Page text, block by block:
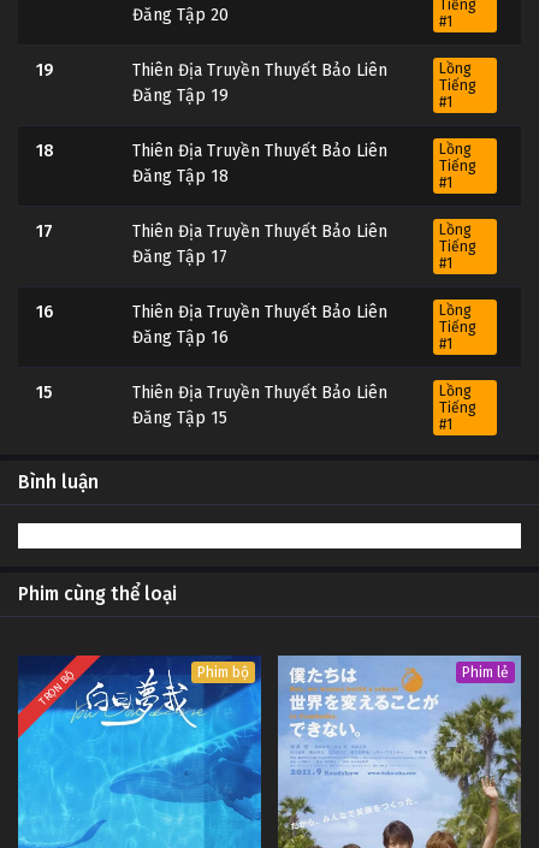
Đăng Tập 20
Tiếng
#1
19
Thiên Địa Truyền Thuyết Bảo Liên
Đăng Tập 19
Lồng
Tiếng
#1
18
Thiên Địa Truyền Thuyết Bảo Liên
Đăng Tập 18
Lồng
Tiếng
#1
17
Thiên Địa Truyền Thuyết Bảo Liên
Đăng Tập 17
Lồng
Tiếng
#1
16
Thiên Địa Truyền Thuyết Bảo Liên
Đăng Tập 16
Lồng
Tiếng
#1
15
Thiên Địa Truyền Thuyết Bảo Liên
Đăng Tập 15
Lồng
Tiếng
#1
14
#1
13
Thiên Địa Truyền Thuyết Bảo Liên
Đăng Tập 13
Lồng
Đăng Tập 12
11
Thiên Địa Truyền Thuyết Bảo Liên
Đăng Tập 11
Lồng
Tiếng
#1
Thiên Địa Truyền Thuyết Bảo Liên
Đăng Tập 10
Lồng
Tiếng
#1
Bình luận
Phim cùng thể loại
TRỌN BỘ Phim bộ Phim lẻ